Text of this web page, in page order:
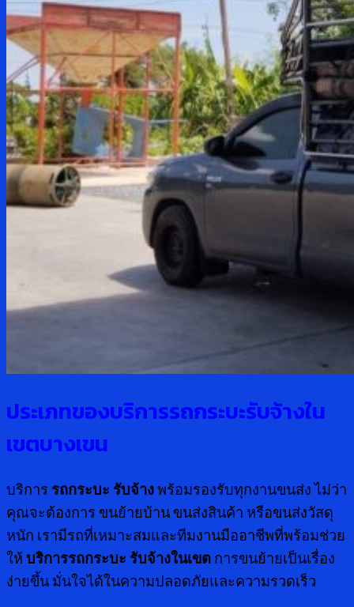
ประเภทของบริการรถกระบะรับจ้างใน
เขตบางเขน
บริการ รถกระบะ รับจ้างพร้อมรองรับทุกงานขนส่ง ไม่ว่า
คุณจะต้องการ ขนย้ายบ้าน ขนส่งสินค้า หรือขนส่งวัสดุ
หนัก เรามีรถที่เหมาะสมและทีมงานมืออาชีพที่พร้อมช่วย
ให้ บริการรถกระบะ รับจ้างในเขต การขนย้ายเป็นเรื่อง
ง่ายขึ้น มั่นใจได้ในความปลอดภัยและความรวดเร็ว